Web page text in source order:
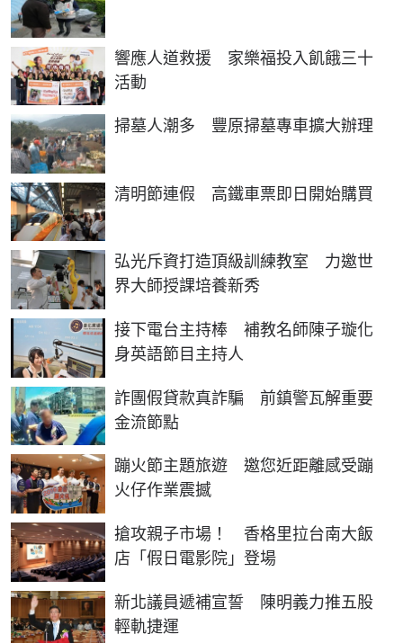
響應人道救援 家樂福投入飢餓三十
活動
掃墓人潮多 豐原掃墓專車擴大辦理
清明節連假 高鐵車票即日開始購買
弘光斥資打造頂級訓練教室 力邀世
界大師授課培養新秀
接下電台主持棒 補教名師陳子璇化
身英語節目主持人
詐團假貸款真詐騙 前鎮警瓦解重要
金流節點
蹦火節主題旅遊 邀您近距離感受蹦
火仔作業震撼
搶攻親子市場！ 香格里拉台南大飯
店「假日電影院」登場
新北議員遞補宣誓 陳明義力推五股
輕軌捷運